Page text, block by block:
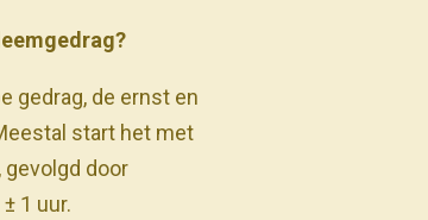
gedrag, de ernst en
start het met
gevolgd door
1 uur.